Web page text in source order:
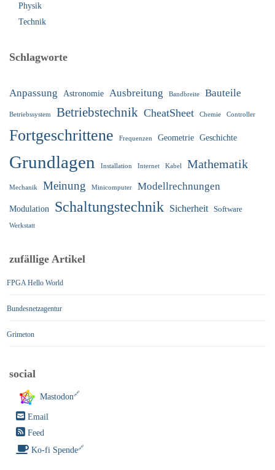
Physik
Technik
Schlagworte
Anpassung Astronomie Ausbreitung Bandbreite Bauteile
Betriebssystem Betriebstechnik CheatSheet Chemie Controller
Fortgeschrittene Frequenzen Geometrie Geschichte
Grundlagen Installation Internet Kabel Mathematik
Mechanik Meinung Minicomputer Modellrechnungen
Modulation Schaltungstechnik Sicherheit Software
Werkstatt
zufällige Artikel
FPGA Hello World
Bundesnetzagentur
Grimeton
social
Mastodon
Email
Feed
Ko-fi Spende